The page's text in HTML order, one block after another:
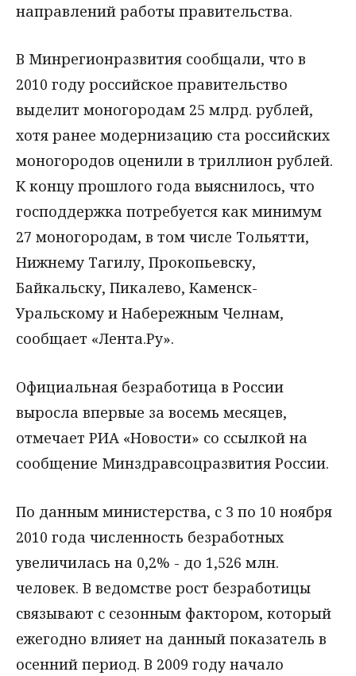
направлений работы правительства.
В Минрегионразвития сообщали, что в
2010 году российское правительство
выделит моногородам 25 млрд. рублей,
хотя ранее модернизацию ста российских
моногородов оценили в триллион рублей.
К концу прошлого года выяснилось, что
господдержка потребуется как минимум
27 моногородам, в том числе Тольятти,
Нижнему Тагилу, Прокопьевску,
Байкальску, Пикалево, Каменск-
Уральскому и Набережным Челнам,
сообщает «Лента.Ру».
Официальная безработица в России
выросла впервые за восемь месяцев,
отмечает РИА «Новости» со ссылкой на
сообщение Минздравсоцразвития России.
По данным министерства, с 3 по 10 ноября
2010 года численность безработных
увеличилась на 0,2% - до 1,526 млн.
человек. В ведомстве рост безработицы
связывают с сезонным фактором, который
ежегодно влияет на данный показатель в
осенний период. В 2009 году начало